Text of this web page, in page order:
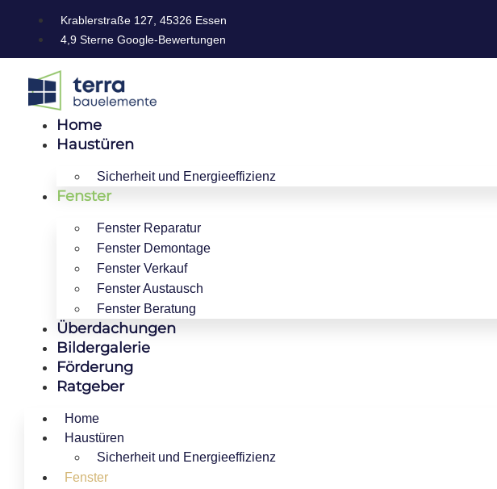
Krablerstraße 127, 45326 Essen
4,9 Sterne Google-Bewertungen
Home
Haustüren
Sicherheit und Energieeffizienz
Fenster
Fenster Reparatur
Fenster Demontage
Fenster Verkauf
Fenster Austausch
Fenster Beratung
Überdachungen
Bildergalerie
Förderung
Ratgeber
Home
Haustüren
Sicherheit und Energieeffizienz
Fenster